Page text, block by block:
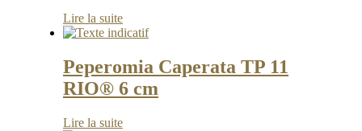
Lire la suite
Peperomia Caperata TP 11
RIO® 6 cm
Lire la suite